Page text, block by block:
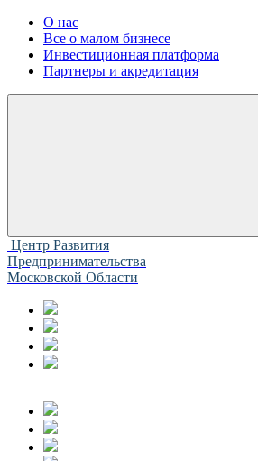
О нас
Все о малом бизнесе
Инвестиционная платформа
Партнеры и акредитация
Центр Развития
Предпринимательства
Московской Области